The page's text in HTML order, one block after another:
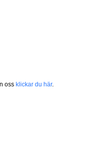
oss klickar du här.